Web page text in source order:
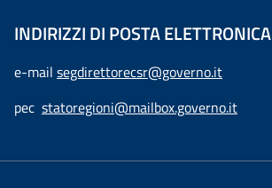
INDIRIZZI DI POSTA ELETTRONICA
e-mail segdirettorecsr@governo.it
pec statoregioni@mailbox.governo.it